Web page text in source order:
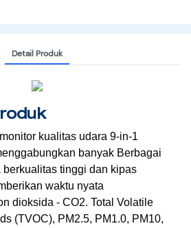
Detail Produk
kualitas udara 9-in-1
banyak Berbagai
berkualitas tinggi dan kipas
waktu nyata
dioksida - CO2. Total Volatile
(TVOC), PM2.5, PM1.0, PM10,